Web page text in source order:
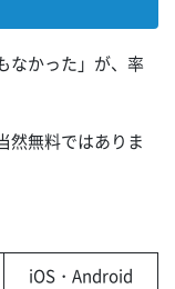
なかった」が、率
然無料ではありま
iOS・Android